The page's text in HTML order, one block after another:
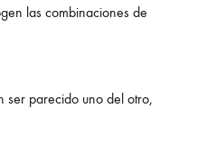
las combinaciones de
ser parecido uno del otro,